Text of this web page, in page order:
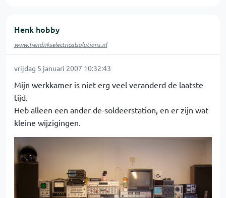
Henk hobby
www.hendrikselectricalsolutions.nl
vrijdag 5 januari 2007 10:32:43
Mijn werkkamer is niet erg veel veranderd de laatste
tijd.
Heb alleen een ander de-soldeerstation, en er zijn wat
kleine wijzigingen.